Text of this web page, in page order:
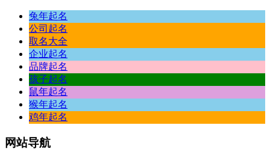
兔年起名
公司起名
取名大全
企业起名
品牌起名
孩子起名
鼠年起名
猴年起名
鸡年起名
网站导航